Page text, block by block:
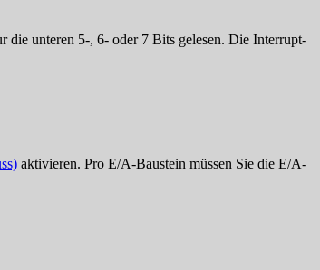
unteren 5-, 6- oder 7 Bits gelesen. Die Interrupt-
aktivieren. Pro E/A-Baustein müssen Sie die E/A-